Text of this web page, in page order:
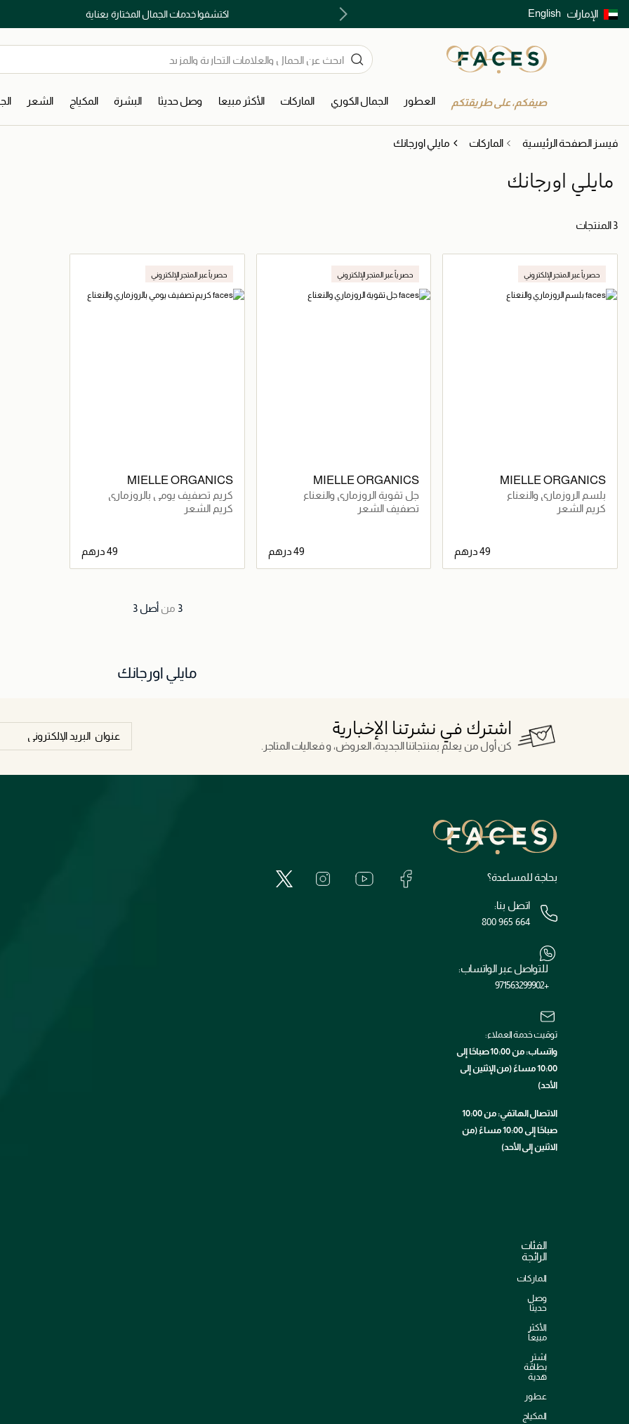
الإمارات English اكتشفوا خدمات الجمال المختارة بعناية توصيل سريع على جميع الطلبات ما فوق 299 درهم
صيفكم، على طريقتكم العطور الجمال الكوري الماركات الأكثر مبيعا وصل حديثا البشرة المكياج الشعر
فيسز الصفحة الرئيسية الماركات مايلي اورجانك
مايلي اورجانك
3 المنتجات
حصرياً عبر المتجر الإلكتروني
MIELLE ORGANICS
بلسم الروزماري والنعناع
كريم الشعر
حصرياً عبر المتجر الإلكتروني
MIELLE ORGANICS
جل تقوية الروزماري والنعناع
تصفيف الشعر
حصرياً عبر المتجر الإلكتروني
MIELLE ORGANICS
كريم تصفيف يومي بالروزماري
والنعناع
كريم الشعر
3 من أصل 3
مايلي اورجانك
اشترك في نشرتنا الإخبارية
كن أول من يعلم بمنتجاتنا الجديدة، العروض، و فعاليات المتاجر.
بحاجة للمساعدة؟
اتصل بنا:
800 965 664
للتواصل عبر الواتساب:
+971563299902
توقيت خدمة العملاء:
واتساب: من 10:00 صباحًا إلى
10:00 مساءً (من الإثنين إلى
الأحد)
الاتصال الهاتفي: من 10:00
صباحًا إلى 10:00 مساءً (من
الاثنين إلى الأحد)
الفئات
الرائجة
الماركات
وصل
حديثاً
الأكثر
مبيعاً
اشترِ
بطاقة
هدية
عطور
المكياج